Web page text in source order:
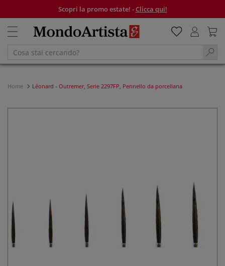
Scopri la promo estate! -Clicca qui!
Home Léonard - Outremer, Serie 2297FP, Pennello da porcellana